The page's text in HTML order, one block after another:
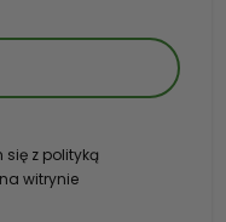
się z polityką
witrynie